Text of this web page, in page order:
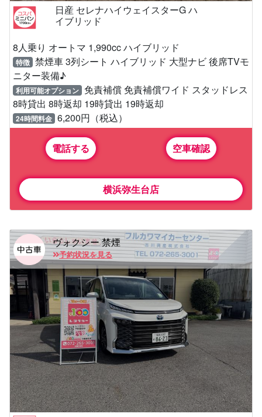
日産 セレナハイウェイスターG ハ
イブリッド
8人乗り オートマ 1,990cc ハイブリッド
特徴 禁煙車 3列シート ハイブリッド 大型ナビ 後席TVモ
ニター装備♪
利用可能オプション 免責補償 免責補償ワイド スタッドレス
8時貸出 8時返却 19時貸出 19時返却
24時間料金 6,200円（税込）
電話する 空車確認
横浜弥生台店
ヴォクシー 禁煙
予約状況を見る